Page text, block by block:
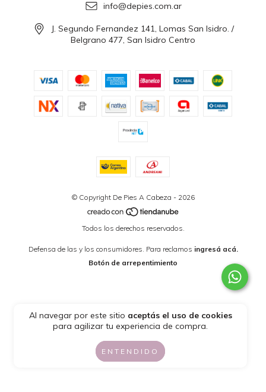
Al navegar por este sitio aceptás el uso de cookies
para agilizar tu experiencia de compra.
ENTENDIDO
info@depies.com.ar
J. Segundo Fernandez 141, Lomas San Isidro. /
Belgrano 477, San Isidro Centro
© Copyright De Pies A Cabeza - 2026
Todos los derechos reservados.
Defensa de las y los consumidores. Para reclamos ingresá acá.
Botón de arrepentimiento